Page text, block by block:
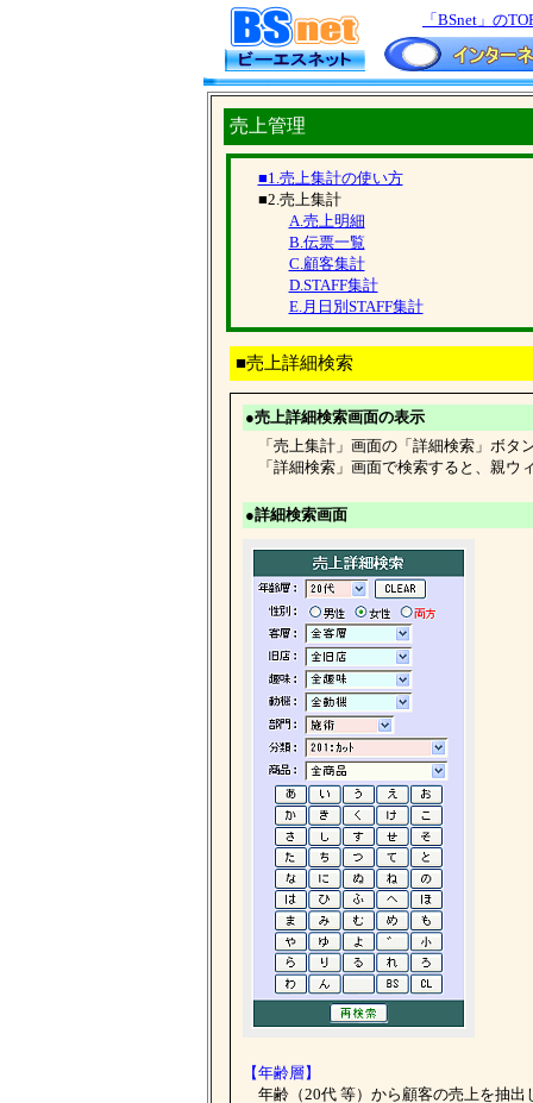
「BSnet」の
売上管理
■1.売上集計の使い方
■2.売上集計
A.売上明細
B.伝票一覧
C.顧客集計
D.STAFF集計
E.月日別STAFF集計
■売上詳細検索
●売上詳細検索画面の表示
「売上集計」画面の「詳細検索」ボタ
「詳細検索」画面で検索すると、親ウ
●詳細検索画面
【年齢層】
年齢（20代 等）から顧客の売上を抽出